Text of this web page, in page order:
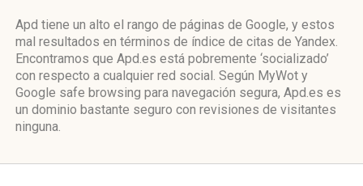
Apd tiene un alto el rango de páginas de Google, y estos
mal resultados en términos de índice de citas de Yandex.
Encontramos que Apd.es está pobremente ‘socializado’
con respecto a cualquier red social. Según MyWot y
Google safe browsing para navegación segura, Apd.es es
un dominio bastante seguro con revisiones de visitantes
ninguna.